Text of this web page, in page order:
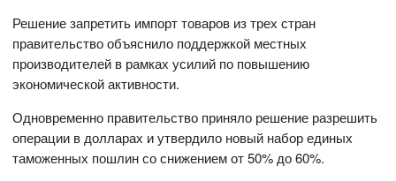
Решение запретить импорт товаров из трех стран
правительство объяснило поддержкой местных
производителей в рамках усилий по повышению
экономической активности.
Одновременно правительство приняло решение разрешить
операции в долларах и утвердило новый набор единых
таможенных пошлин со снижением от 50% до 60%.